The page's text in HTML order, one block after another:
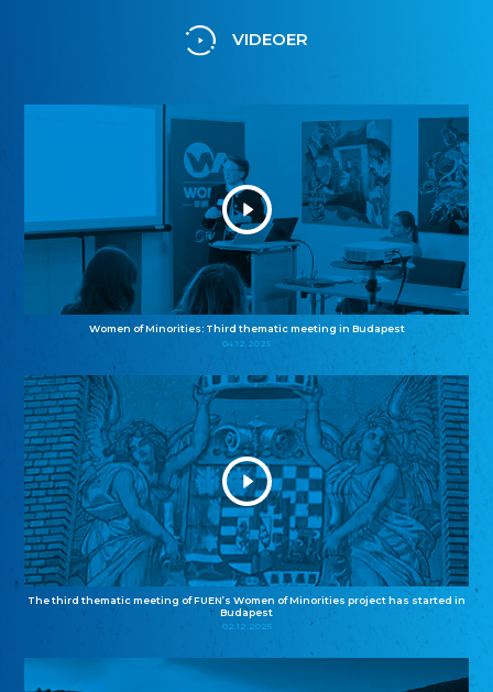
VIDEOER
Women of Minorities: Third thematic meeting in Budapest
04.12.2025
The third thematic meeting of FUEN’s Women of Minorities project has started in
Budapest
02.12.2025